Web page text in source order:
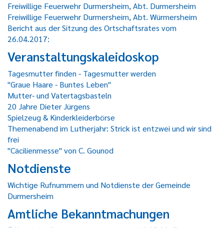
Freiwillige Feuerwehr Durmersheim, Abt. Durmersheim
Freiwillige Feuerwehr Durmersheim, Abt. Würmersheim
Bericht aus der Sitzung des Ortschaftsrates vom
26.04.2017:
Veranstaltungskaleidoskop
Tagesmutter finden - Tagesmutter werden
"Graue Haare - Buntes Leben"
Mutter- und Vatertagsbasteln
20 Jahre Dieter Jürgens
Spielzeug & Kinderkleiderbörse
Themenabend im Lutherjahr: Strick ist entzwei und wir sind
frei
"Cäcilienmesse" von C. Gounod
Notdienste
Wichtige Rufnummern und Notdienste der Gemeinde
Durmersheim
Amtliche Bekanntmachungen